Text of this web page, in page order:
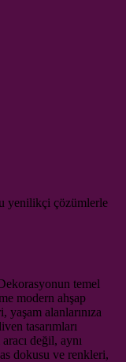
yenilikçi çözümlerle
temel
modern ahşap
yaşam alanlarınıza
tasarımları
değil, aynı
dokusu ve renkleri,